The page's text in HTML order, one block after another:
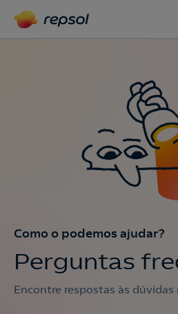
Como o podemos ajudar?
Perguntas
Encontre respostas às dúvidas